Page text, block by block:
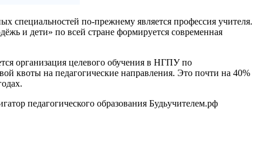
специальностей по-прежнему является профессия учителя.
и дети» по всей стране формируется современная
организация целевого обучения в НГПУ по
квоты на педагогические направления. Это почти на 40%
педагогического образования Будьучителем.рф